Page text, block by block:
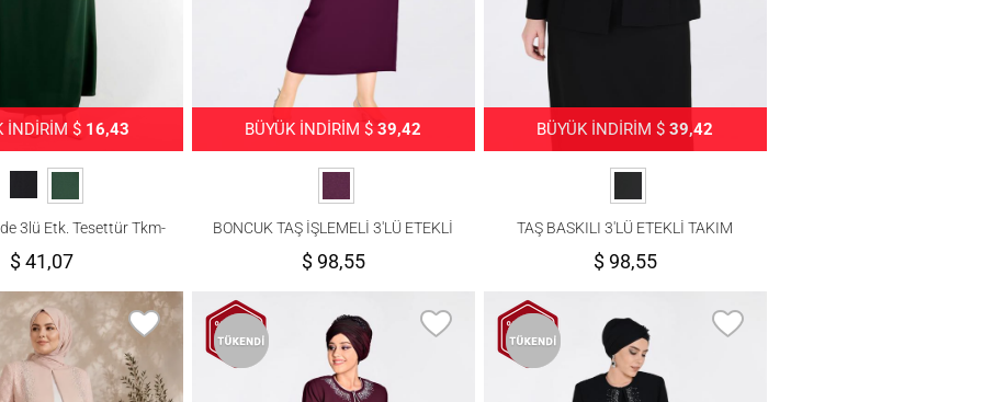
İNDİRİM $ 16,43
3lü Etk. Tesettür Tkm-
Alv Fashion
$ 41,07
BÜYÜK İNDİRİM $39,42
BONCUK TAŞ İŞLEMELİ 3′LÜ ETEKLİ
TAKIM 3429E
$ 98,55
BÜYÜK İNDİRİM $39,42
TAŞ BASKILI 3′LÜ ETEKLİ TAKIM
$ 98,55